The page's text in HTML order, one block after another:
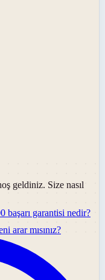
geldiniz. Size nasıl
başarı garantisi nedir?
arar mısınız?